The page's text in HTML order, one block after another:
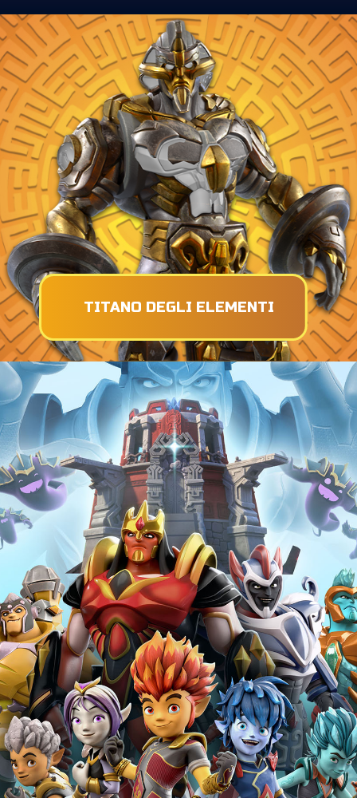
TITANO DEGLI ELEMENTI